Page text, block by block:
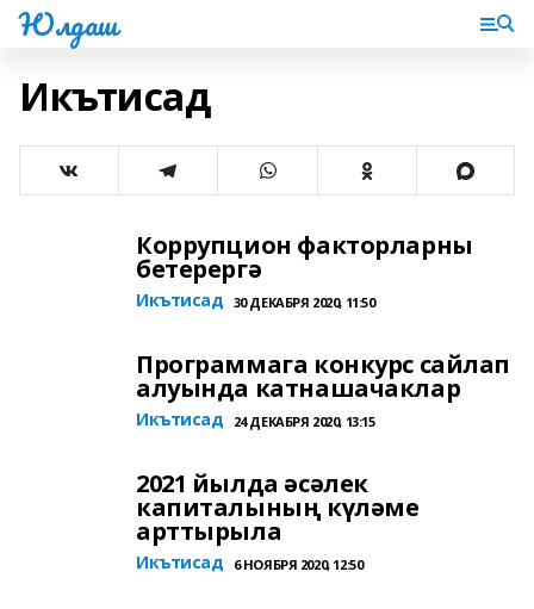
Юлдаш
Икътисад
Коррупцион факторларны
бетерергә
Икътисад 30 ДЕКАБРЯ 2020, 11:50
Программага конкурс сайлап
алуында катнашачаклар
Икътисад 24 ДЕКАБРЯ 2020, 13:15
2021 йылда әсәлек
капиталының күләме
арттырыла
Икътисад 6 НОЯБРЯ 2020, 12:50